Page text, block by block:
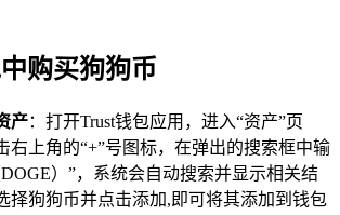
购买狗狗币
产：打开Trust钱包应用，进入“资产”页
右上角的“+”号图标，在弹出的搜索框中输
）”，系统会自动搜索并显示相关结
择狗狗币并点击添加,即可将其添加到钱包